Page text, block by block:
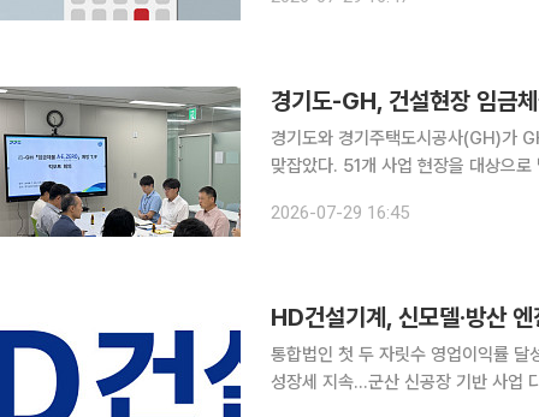
2분기 영업익 '431억'…전년比
경기도와 경기주택도시공사(GH)가
맞잡았다. 51개 사업 현장을 대상으
불 예방 전담 특별조직(T/F) 킥오프
2026-07-29 16:45
HD건설기계, 신모델·방산
통합법인 첫 두 자릿수 영업이익률 달
성장세 지속…군산 신공장 기반 사업 다각화 HD건설기계가 글로벌 건설기계 시장 회